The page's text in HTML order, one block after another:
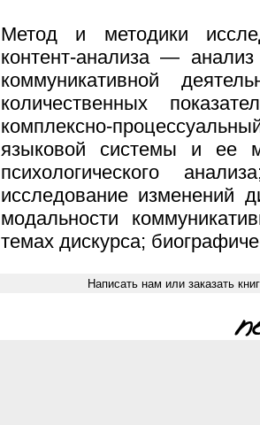
Метод и методики
контент-анализа —
коммуникативной
количественных
комплексно-
языковой системы и ее
психологического
исследование изменений
модальности
темах дискурса;
Написать нам или заказать